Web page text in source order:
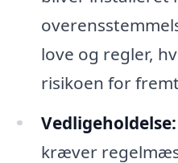
love og regler,
risikoen for
Vedligeholdelse:
kræver